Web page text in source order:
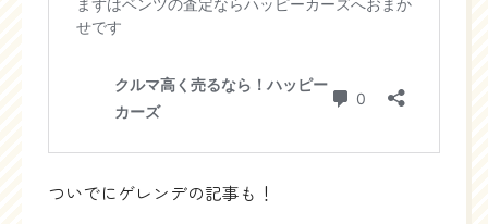
ついでにゲレンデの記事も！